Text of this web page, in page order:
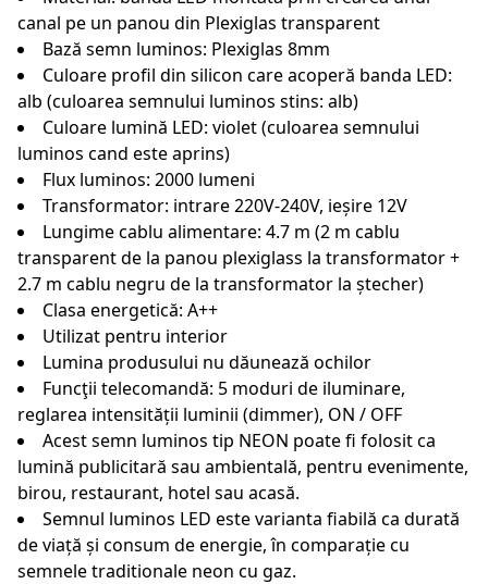
canal pe un panou din Plexiglas transparent
Bază semn luminos: Plexiglas 8mm
Culoare profil din silicon care acoperă banda LED:
alb (culoarea semnului luminos stins: alb)
Culoare lumină LED: violet (culoarea semnului
luminos cand este aprins)
Flux luminos: 2000 lumeni
Transformator: intrare 220V-240V, ieșire 12V
Lungime cablu alimentare: 4.7 m (2 m cablu
transparent de la panou plexiglass la transformator +
2.7 m cablu negru de la transformator la ștecher)
Clasa energetică: A++
Utilizat pentru interior
Lumina produsului nu dăunează ochilor
Funcţii telecomandă: 5 moduri de iluminare,
reglarea intensității luminii (dimmer), ON / OFF
Acest semn luminos tip NEON poate fi folosit ca
lumină publicitară sau ambientală, pentru evenimente,
birou, restaurant, hotel sau acasă.
Semnul luminos LED este varianta fiabilă ca durată
de viață și consum de energie, în comparație cu
semnele traditionale neon cu gaz.